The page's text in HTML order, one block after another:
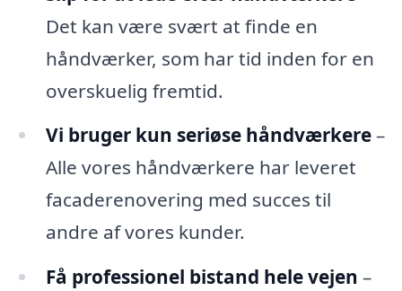
Det kan være svært at finde en
håndværker, som har tid inden for en
overskuelig fremtid.
Vi bruger kun seriøse håndværkere–
Alle vores håndværkere har leveret
facaderenovering med succes til
andre af vores kunder.
Få professionel bistand hele vejen –